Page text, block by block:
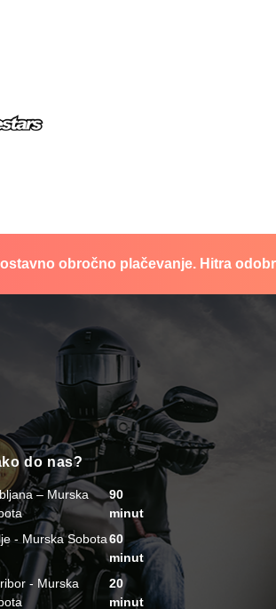
obročno plačevanje. Hitra
do nas?
– Murska
90
minut
- Murska Sobota60
minut
- Murska
20
minut